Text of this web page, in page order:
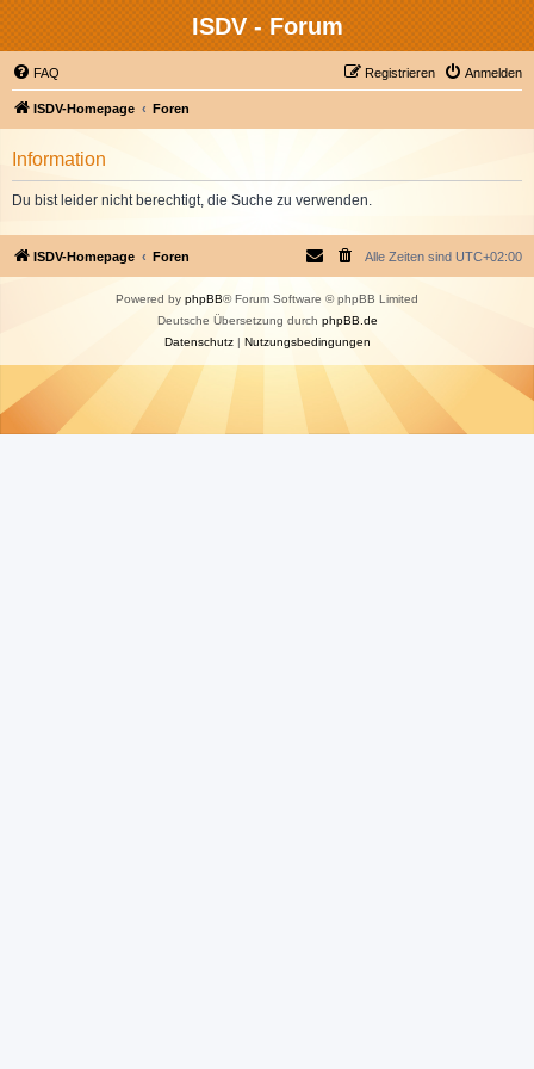
ISDV - Forum
FAQ Anmelden
Registrieren
ISDV-Homepage Foren
Information
Du bist leider nicht berechtigt, die Suche zu verwenden.
ISDV-Homepage Foren Alle Zeiten sind UTC+02:00
Powered by phpBB® Forum Software © phpBB Limited
Deutsche Übersetzung durch phpBB.de
Datenschutz| Nutzungsbedingungen